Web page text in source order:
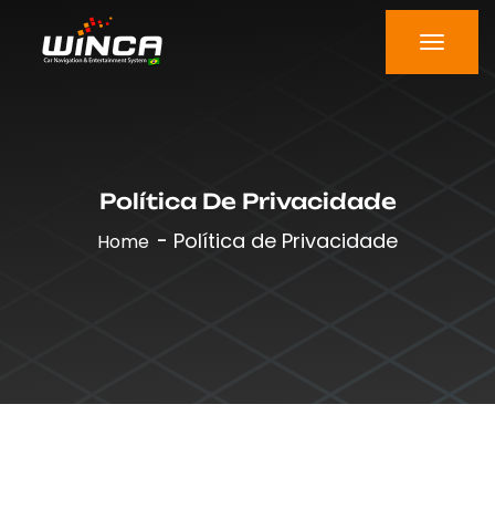
Política De Privacidade
Home Política de Privacidade